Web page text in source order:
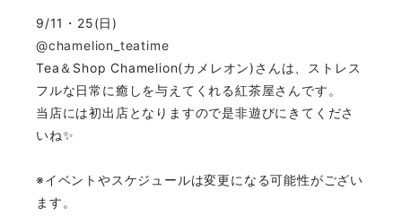
9/11・25(日)
@chamelion_teatime
Tea＆Shop Chamelion(カメレオン)さんは、ストレス
フルな日常に癒しを与えてくれる紅茶屋さんです。
当店には初出店となりますので是非遊びにきてくださ
いね✨
※イベントやスケジュールは変更になる可能性がござい
ます。